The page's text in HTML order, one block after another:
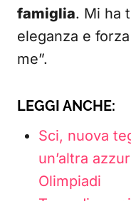
famiglia. Mi ha
eleganza e
me”.
LEGGI ANCHE:
Sci, nuova
un’altra
Olimpiadi